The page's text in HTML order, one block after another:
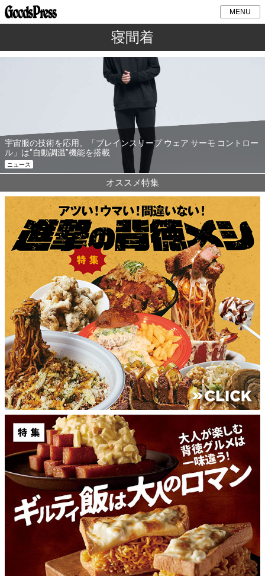
MENU
寝間着
宇宙服の技術を応用。「ブレインスリープ ウェア サーモ コントロー
ル」は“自動調温”機能を搭載
ニュース
オススメ特集